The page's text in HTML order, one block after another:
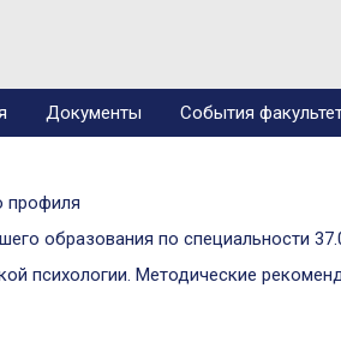
Документы События
профиля
образования по специальности
психологии. Методические